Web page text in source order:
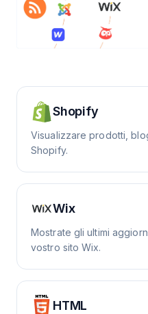
Shopify
Visualizzare prodotti,
Shopify.
Wix
Mostrate gli ultimi
vostro sito Wix.
HTML